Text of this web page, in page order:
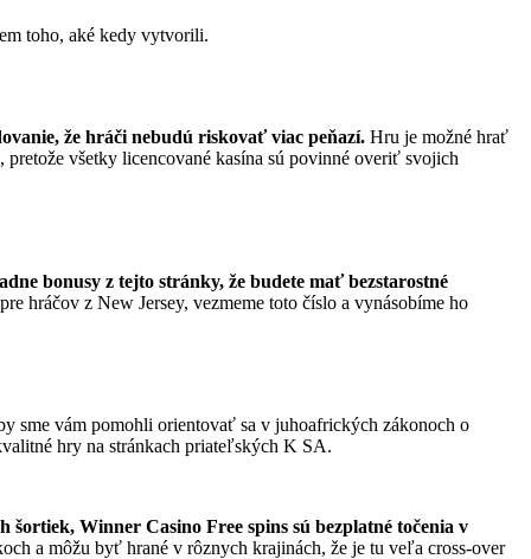
toho, aké kedy vytvorili.
že hráči nebudú riskovať viac peňazí. Hru je možné hrať
všetky licencované kasína sú povinné overiť svojich
bonusy z tejto stránky, že budete mať bezstarostné
hráčov z New Jersey, vezmeme toto číslo a vynásobíme ho
sme vám pomohli orientovať sa v juhoafrických zákonoch o
hry na stránkach priateľských K SA.
Winner Casino Free spins sú bezplatné točenia v
a môžu byť hrané v rôznych krajinách, že je tu veľa cross-over